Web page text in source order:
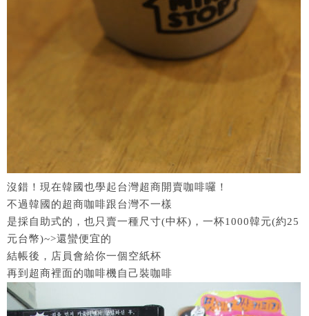
沒錯！現在韓國也學起台灣超商開賣咖啡囉！
不過韓國的超商咖啡跟台灣不一樣
是採自助式的，也只賣一種尺寸(中杯)，一杯1000韓元(約25
元台幣)~>還蠻便宜的
結帳後，店員會給你一個空紙杯
再到超商裡面的咖啡機自己裝咖啡